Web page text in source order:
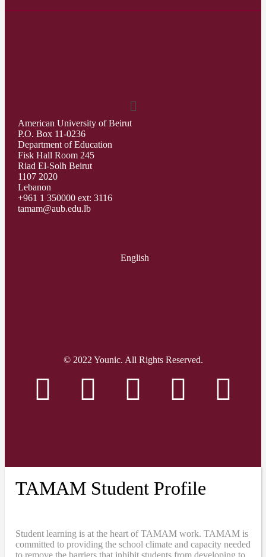
American University of Beirut
P.O. Box 11-0236
Department of Education
Fisk Hall Room 245
Riad El-Solh Beirut
1107 2020
Lebanon
+961 1 350000 ext: 3116
tamam@aub.edu.lb
English
© 2022 Younic. All Rights Reserved.
TAMAM Student Profile
Student learning is at the heart of TAMAM work. TAMAM is
committed to providing the school climate and capacity needed
to remove the barriers that inhibit students from developing to